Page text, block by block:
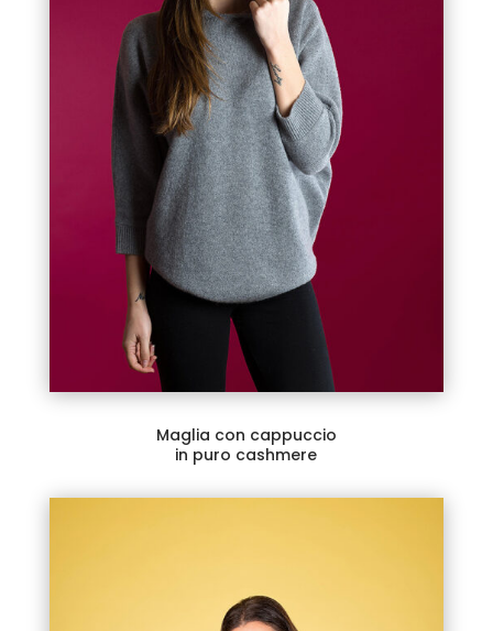
Maglia con cappuccio
in puro cashmere